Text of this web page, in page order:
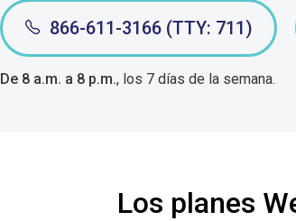
866-611-3166 (TTY: 711)
De 8 a.m. a 8 p.m., los 7 días de la semana.
Los planes